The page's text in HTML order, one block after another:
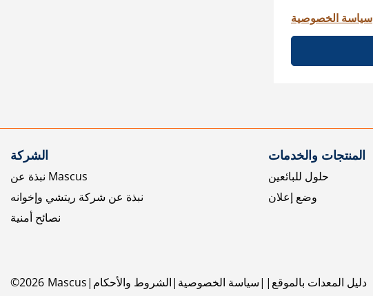
سياسة الخصوصية
الشركة
نبذة عن Mascus
نبذة عن شركة ريتشي وإخوانه
نصائح أمنية
المنتجات والخدمات
حلول للبائعين
وضع إعلان
©2026 Mascus الشروط والأحكام سياسة الخصوصية دليل المعدات بالموقع